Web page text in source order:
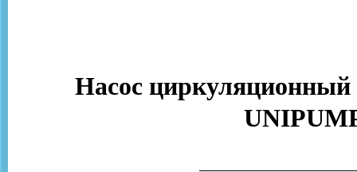
Насос циркуляционный